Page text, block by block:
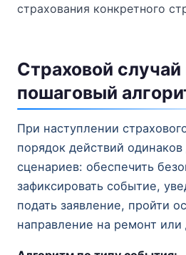
страхования конкретного
Страховой
пошаговый
При наступлении
порядок действий
сценариев: обеспечить
зафиксировать событие,
подать заявление, пройти
направление на ремонт